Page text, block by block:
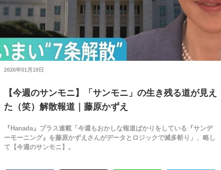
2026年01月19日
【今週のサンモニ】「サンモニ」の生き残る道が見え
た（笑）解散報道｜藤原かずえ
『Hanada』プラス連載「今週もおかしな報道ばかりをしている『サンデ
ーモーニング』を藤原かずえさんがデータとロジックで滅多斬り」、略し
て【今週のサンモニ】。